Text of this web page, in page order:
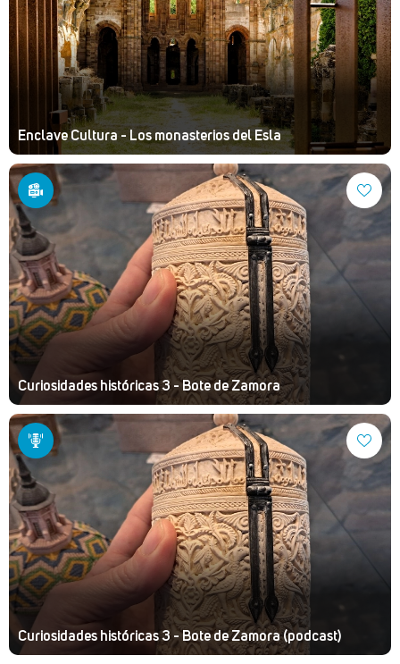
Enclave Cultura - Los monasterios del Esla
Curiosidades históricas 3 - Bote de Zamora
Curiosidades históricas 3 - Bote de Zamora (podcast)